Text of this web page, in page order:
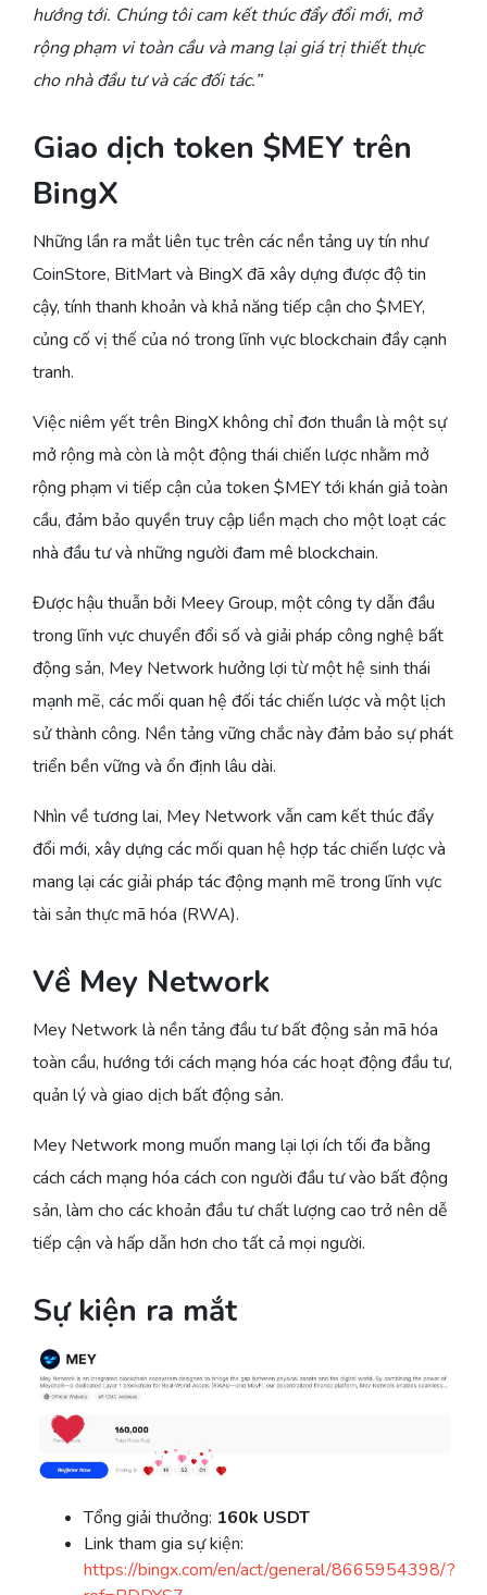
hướng tới. Chúng tôi cam kết thúc đẩy đổi mới, mở
rộng phạm vi toàn cầu và mang lại giá trị thiết thực
cho nhà đầu tư và các đối tác.”
Giao dịch token $MEY trên
BingX
Những lần ra mắt liên tục trên các nền tảng uy tín như
CoinStore, BitMart và BingX đã xây dựng được độ tin
cậy, tính thanh khoản và khả năng tiếp cận cho $MEY,
củng cố vị thế của nó trong lĩnh vực blockchain đầy cạnh
tranh.
Việc niêm yết trên BingX không chỉ đơn thuần là một sự
mở rộng mà còn là một động thái chiến lược nhằm mở
rộng phạm vi tiếp cận của token $MEY tới khán giả toàn
cầu, đảm bảo quyền truy cập liền mạch cho một loạt các
nhà đầu tư và những người đam mê blockchain.
Được hậu thuẫn bởi Meey Group, một công ty dẫn đầu
trong lĩnh vực chuyển đổi số và giải pháp công nghệ bất
động sản, Mey Network hưởng lợi từ một hệ sinh thái
mạnh mẽ, các mối quan hệ đối tác chiến lược và một lịch
sử thành công. Nền tảng vững chắc này đảm bảo sự phát
triển bền vững và ổn định lâu dài.
Nhìn về tương lai, Mey Network vẫn cam kết thúc đẩy
đổi mới, xây dựng các mối quan hệ hợp tác chiến lược và
mang lại các giải pháp tác động mạnh mẽ trong lĩnh vực
tài sản thực mã hóa (RWA).
Về Mey Network
Mey Network là nền tảng đầu tư bất động sản mã hóa
toàn cầu, hướng tới cách mạng hóa các hoạt động đầu tư,
quản lý và giao dịch bất động sản.
Mey Network mong muốn mang lại lợi ích tối đa bằng
cách cách mạng hóa cách con người đầu tư vào bất động
sản, làm cho các khoản đầu tư chất lượng cao trở nên dễ
tiếp cận và hấp dẫn hơn cho tất cả mọi người.
Sự kiện ra mắt
Tổng giải thưởng: 160k USDT
Link tham gia sự kiện:
https://bingx.com/en/act/general/8665954398/?